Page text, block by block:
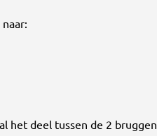
het deel tussen de 2 bruggen